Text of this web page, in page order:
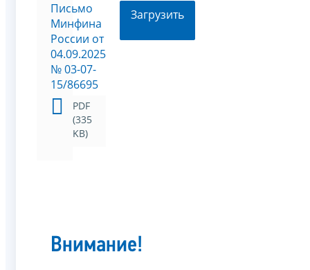
Письмо
Минфина
России от
04.09.2025
№ 03-07-
15/86695
PDF
(335
KB)
Загрузить
Внимание!